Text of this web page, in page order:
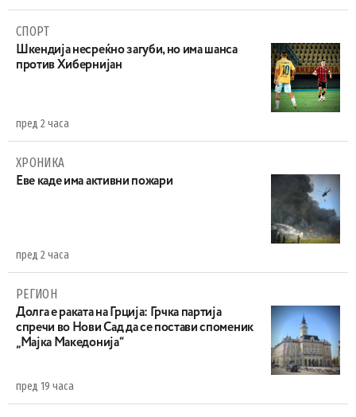
СПОРТ
Шкендија несреќно загуби, но има шанса
против Хибернијан
пред 2 часа
ХРОНИКА
Eве каде има активни пожари
пред 2 часа
РЕГИОН
Долга е раката на Грција: Грчка партија
спречи во Нови Сад да се постави споменик
„Мајка Македонија“
пред 19 часа